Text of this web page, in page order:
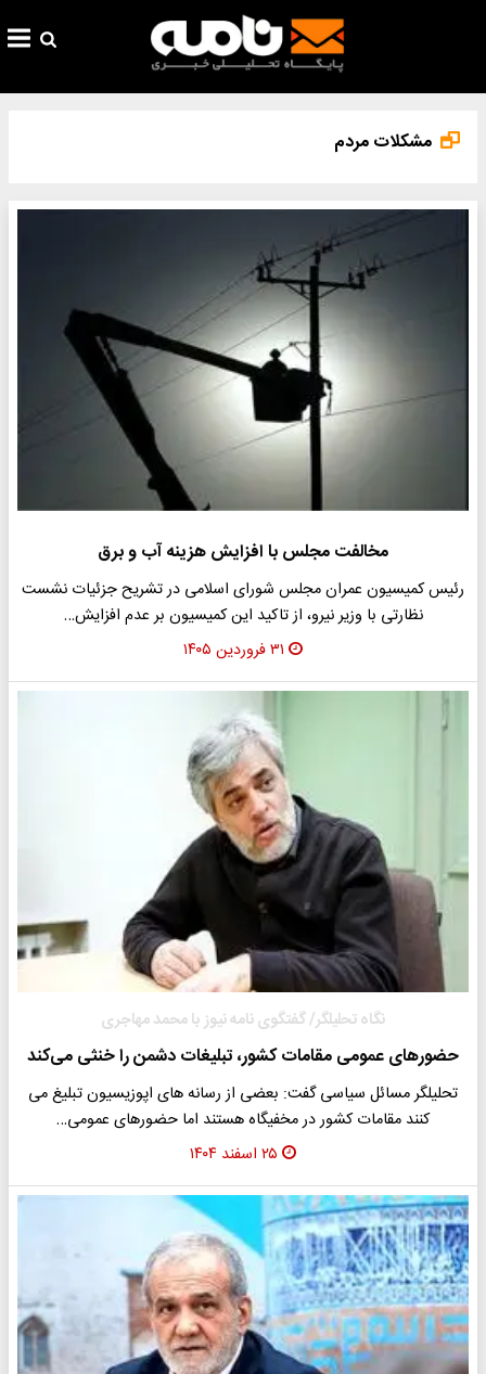
مشکلات مردم
مخالفت مجلس با افزایش هزینه آب و برق
رئیس کمیسیون عمران مجلس شورای اسلامی در تشریح جزئیات نشست
نظارتی با وزیر نیرو، از تاکید این کمیسیون بر عدم افزایش…
۳۱ فروردین ۱۴۰۵
نگاه تحلیلگر/ گفتگوی نامه نیوز با محمد مهاجری
حضورهای عمومی مقامات کشور، تبلیغات دشمن را خنثی می‌کند
تحلیلگر مسائل سیاسی گفت: بعضی از رسانه های اپوزیسیون تبلیغ می
کنند مقامات کشور در مخفیگاه هستند اما حضورهای عمومی…
۲۵ اسفند ۱۴۰۴